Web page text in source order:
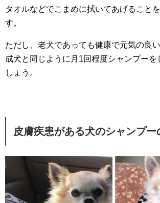
タオルなどでこまめに拭いてあげること
す。
ただし、老犬であっても健康で元気の良
成犬と同じように月1回程度シャンプー
しょう。
皮膚疾患がある犬のシャンプー